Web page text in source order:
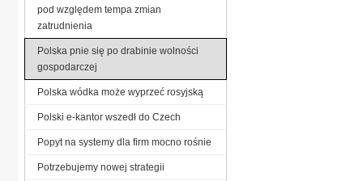
pod względem tempa zmian
zatrudnienia
Polska pnie się po drabinie wolności
gospodarczej
Polska wódka może wyprzeć rosyjską
Polski e-kantor wszedł do Czech
Popyt na systemy dla firm mocno rośnie
Potrzebujemy nowej strategii